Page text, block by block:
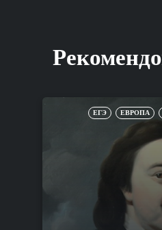
ЕГЭ ЕВРОПА